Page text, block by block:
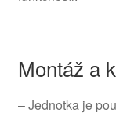
Montáž a
– Jednotka je